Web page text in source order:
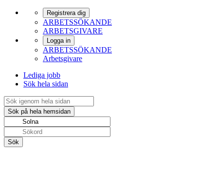
Registrera dig
ARBETSSÖKANDE
ARBETSGIVARE
Logga in
ARBETSSÖKANDE
Arbetsgivare
Lediga jobb
Sök hela sidan